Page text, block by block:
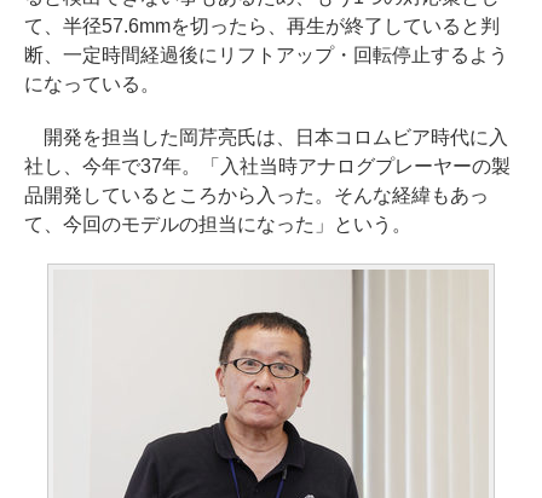
て、半径57.6mmを切ったら、再生が終了していると判
断、一定時間経過後にリフトアップ・回転停止するよう
になっている。
開発を担当した岡芹亮氏は、日本コロムビア時代に入
社し、今年で37年。「入社当時アナログプレーヤーの製
品開発しているところから入った。そんな経緯もあっ
て、今回のモデルの担当になった」という。